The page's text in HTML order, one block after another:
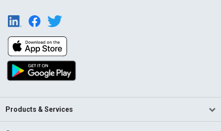
Products & Services